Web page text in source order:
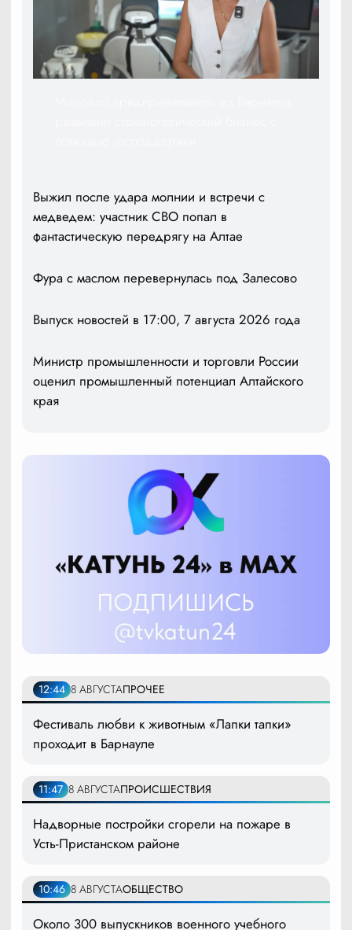
Выжил после удара молнии и встречи с
медведем: участник СВО попал в
фантастическую передрягу на Алтае
Фура с маслом перевернулась под Залесово
Выпуск новостей в 17:00, 7 августа 2026 года
Министр промышленности и торговли России
оценил промышленный потенциал Алтайского
края
12:44 8 АВГУСТАПРОЧЕЕ
Фестиваль любви к животным «Лапки тапки»
проходит в Барнауле
11:47 8 АВГУСТАПРОИСШЕСТВИЯ
Надворные постройки сгорели на пожаре в
Усть-Пристанском районе
10:46 8 АВГУСТАОБЩЕСТВО
Около 300 выпускников военного учебного